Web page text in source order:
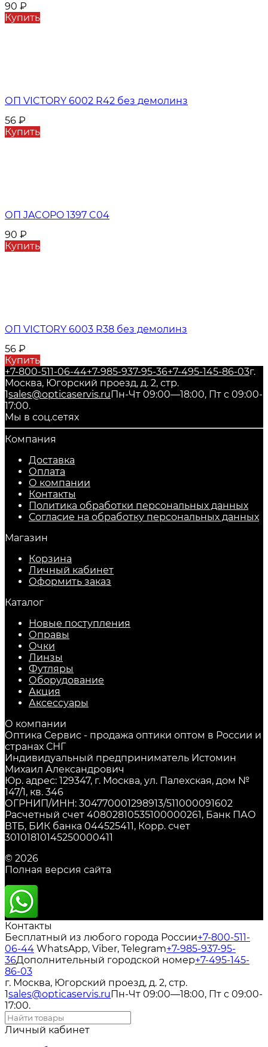
90 ₽
Купить
ОП VICTORY 6002 R42 без демолинз
56 ₽
Купить
ОП JACOPO 1397 C04
90 ₽
Купить
ОП VICTORY 6003 R38 без демолинз
56 ₽
Купить
+7-800-511-06-44+7-985-937-95-36+7-495-145-86-03г.
Москва, Югорский проезд, д. 2, стр.
1sales@opticaservis.ruПн-Чт 09:00—18:00, Пт с 09:00-
17:00.
Мы в соц.сетях
Компания
Доставка
Оплата
О компании
Контакты
Политика обработки персональных данных
Согласие на обработку персональных данных
Магазин
Корзина
Личный кабинет
Оформить заказ
Каталог
Новые поступления
Оправы
Очки
Линзы
Футляры
Оборудование
Акция
Аксессуары
О компании
Оптика Сервис - продажа оптики оптом в России и
странах СНГ
Индивидуальный предприниматель Истомин
Михаил Александрович
Юр. адрес: 129347, г. Москва, ул. Палехская, дом №
147/1, кв. 346
ОГРНИП/ИНН: 304770001298913/511000091602
Расчетный счет 40802810535100000261, Банк ПАО
ВТБ, БИК банка 044525411, Корр. счет
30101810145250000411
© 2026
Полная версия сайта
Контакты
Бесплатный из любого города России+7-800-511-
06-44 WhatsApp, Viber, Telegram+7-985-937-95-
36Дополнительный городской номер+7-495-145-
86-03
г. Москва, Югорский проезд, д. 2, стр.
1sales@opticaservis.ruПн-Чт 09:00—18:00, Пт с 09:00-
17:00.
Личный кабинет